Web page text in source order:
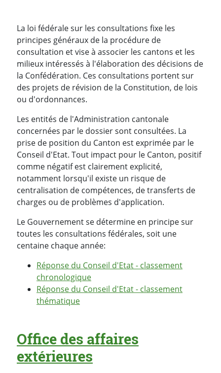
La loi fédérale sur les consultations fixe les
principes généraux de la procédure de
consultation et vise à associer les cantons et les
milieux intéressés à l'élaboration des décisions de
la Confédération. Ces consultations portent sur
des projets de révision de la Constitution, de lois
ou d'ordonnances.
Les entités de l'Administration cantonale
concernées par le dossier sont consultées. La
prise de position du Canton est exprimée par le
Conseil d'Etat. Tout impact pour le Canton, positif
comme négatif est clairement explicité,
notamment lorsqu'il existe un risque de
centralisation de compétences, de transferts de
charges ou de problèmes d'application.
Le Gouvernement se détermine en principe sur
toutes les consultations fédérales, soit une
centaine chaque année:
Réponse du Conseil d'Etat - classement
chronologique
Réponse du Conseil d'Etat - classement
thématique
Office des affaires
extérieures